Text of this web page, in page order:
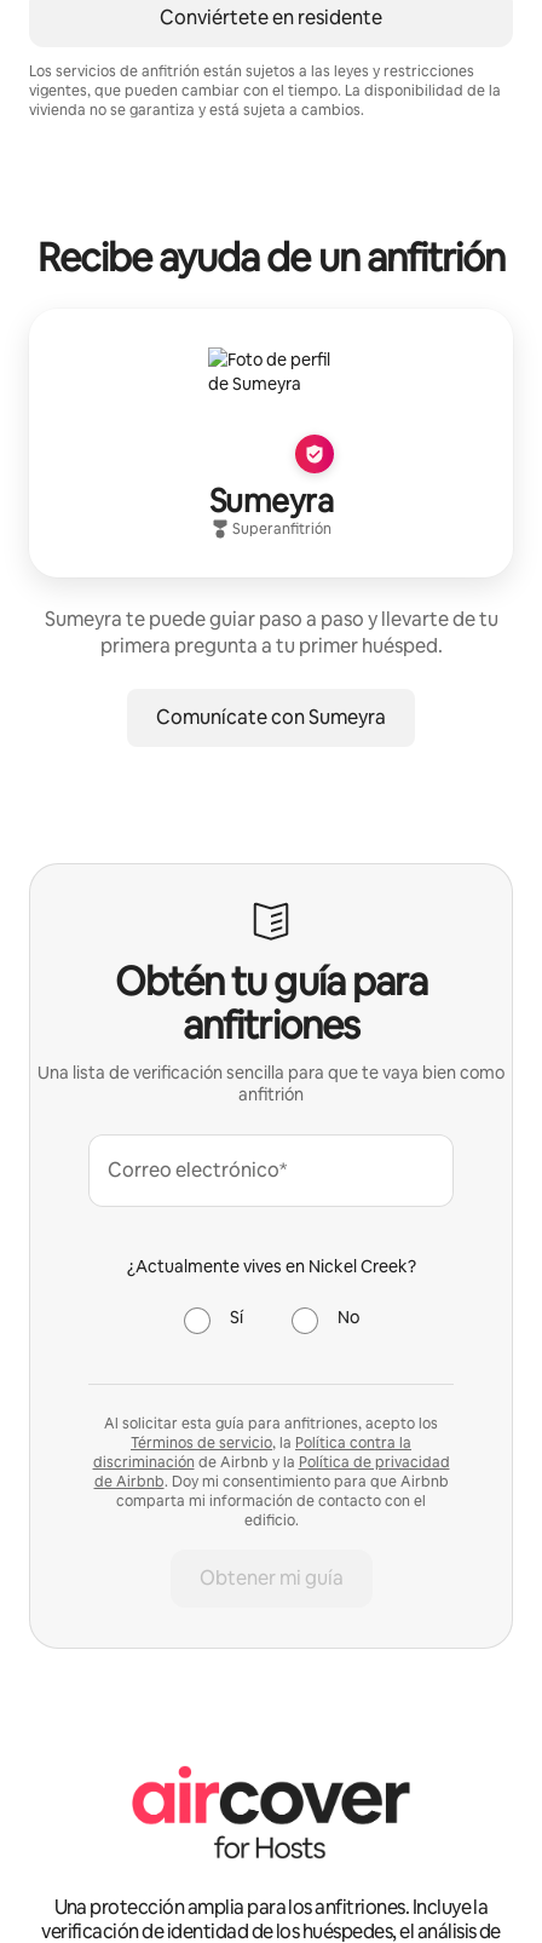
Conviértete en residente
Los servicios de anfitrión están sujetos a las leyes y restricciones
vigentes, que pueden cambiar con el tiempo. La disponibilidad de la
vivienda no se garantiza y está sujeta a cambios.
Recibe ayuda de un anfitrión
Sumeyra
Superanfitrión
Sumeyra te puede guiar paso a paso y llevarte de tu
primera pregunta a tu primer huésped.
Comunícate con Sumeyra
Obtén tu guía para
anfitriones
Una lista de verificación sencilla para que te vaya bien como
anfitrión
Correo electrónico*
¿Actualmente vives en Nickel Creek?
Sí No
Al solicitar esta guía para anfitriones, acepto los
Términos de servicio, la Política contra la
discriminación de Airbnb y la Política de privacidad
de Airbnb. Doy mi consentimiento para que Airbnb
comparta mi información de contacto con el
edificio.
Obtener mi guía
Una protección amplia para los anfitriones. Incluye la
verificación de identidad de los huéspedes, el análisis de